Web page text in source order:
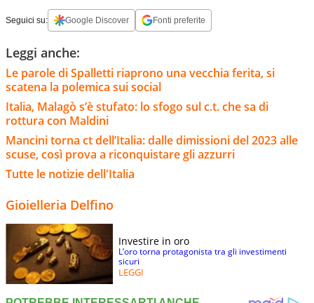
Seguici su: Google Discover Fonti preferite
Leggi anche:
Le parole di Spalletti riaprono una vecchia ferita, si
scatena la polemica sui social
Italia, Malagò s’è stufato: lo sfogo sul c.t. che sa di
rottura con Maldini
Mancini torna ct dell’Italia: dalle dimissioni del 2023 alle
scuse, così prova a riconquistare gli azzurri
Tutte le notizie dell'Italia
Gioielleria Delfino
Investire in oro
L’oro torna protagonista tra gli investimenti
sicuri
LEGGI